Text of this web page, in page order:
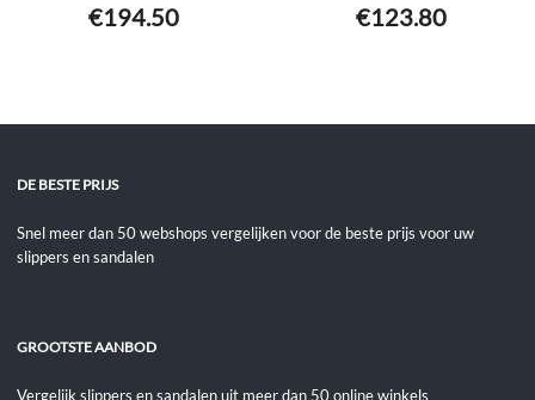
€194.50 €123.80
DE BESTE PRIJS
Snel meer dan 50 webshops vergelijken voor de beste prijs voor uw
slippers en sandalen
GROOTSTE AANBOD
Vergelijk slippers en sandalen uit meer dan 50 online winkels